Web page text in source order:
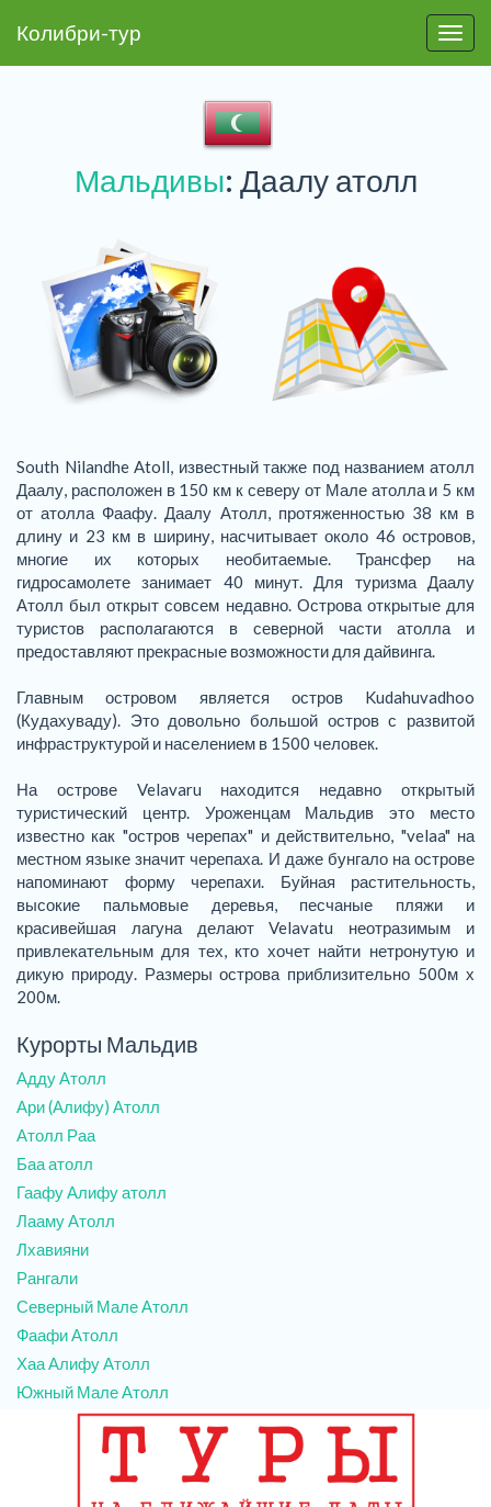
Колибри-тур
Мальдивы: Даалу атолл
South Nilandhe Atoll, известный также под названием атолл
Даалу, расположен в 150 км к северу от Мале атолла и 5 км
от атолла Фаафу. Даалу Атолл, протяженностью 38 км в
длину и 23 км в ширину, насчитывает около 46 островов,
многие их которых необитаемые. Трансфер на
гидросамолете занимает 40 минут. Для туризма Даалу
Атолл был открыт совсем недавно. Острова открытые для
туристов располагаются в северной части атолла и
предоставляют прекрасные возможности для дайвинга.
Главным островом является остров Kudahuvadhoo
(Кудахуваду). Это довольно большой остров с развитой
инфраструктурой и населением в 1500 человек.
На острове Velavaru находится недавно открытый
туристический центр. Уроженцам Мальдив это место
известно как "остров черепах" и действительно, "velaa" на
местном языке значит черепаха. И даже бунгало на острове
напоминают форму черепахи. Буйная растительность,
высокие пальмовые деревья, песчаные пляжи и
красивейшая лагуна делают Velavatu неотразимым и
привлекательным для тех, кто хочет найти нетронутую и
дикую природу. Размеры острова приблизительно 500м х
200м.
Курорты Мальдив
Адду Атолл
Ари (Алифу) Атолл
Атолл Раа
Баа атолл
Гаафу Алифу атолл
Лааму Атолл
Лхавияни
Рангали
Северный Мале Атолл
Фаафи Атолл
Хаа Алифу Атолл
Южный Мале Атолл